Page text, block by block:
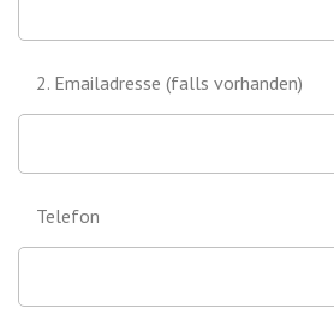
2. Emailadresse (falls vorhanden)
Telefon